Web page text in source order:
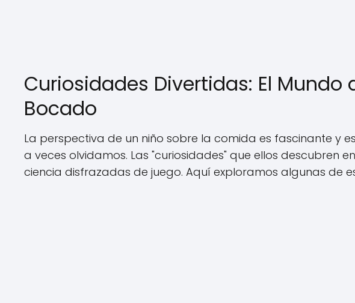
Curiosidades Divertidas: El Mundo
Bocado
La perspectiva de un niño sobre la comida es fascinante y
a veces olvidamos. Las "curiosidades" que ellos descubren
ciencia disfrazadas de juego. Aquí exploramos algunas de